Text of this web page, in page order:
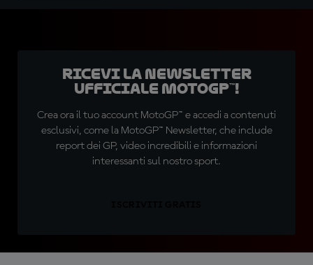
Ricevi la newsletter
ufficiale MotoGP™!
Crea ora il tuo account MotoGP™ e accedi a contenuti
esclusivi, come la MotoGP™ Newsletter, che include
report dei GP, video incredibili e informazioni
interessanti sul nostro sport.